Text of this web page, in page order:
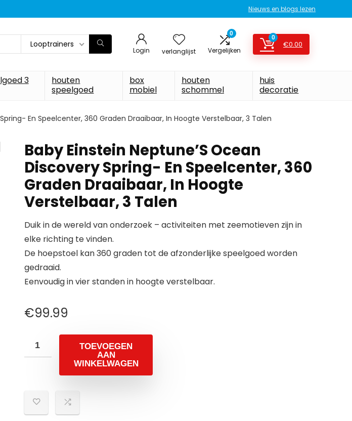
Nieuws en blogs lezen
Looptrainers
Login verlanglijst
0
Vergelijken
0
€0.00
3
houten
speelgoed
box
mobiel
houten
schommel
huis
decoratie
En Speelcenter, 360 Graden Draaibaar, In Hoogte Verstelbaar, 3 Talen
Baby Einstein Neptune’S Ocean
Discovery Spring- En Speelcenter, 360
Graden Draaibaar, In Hoogte
Verstelbaar, 3 Talen
Duik in de wereld van onderzoek – activiteiten met zeemotieven zijn in
elke richting te vinden.
De hoepstoel kan 360 graden tot de afzonderlijke speelgoed worden
gedraaid.
Eenvoudig in vier standen in hoogte verstelbaar.
€99.99
TOEVOEGEN
AAN
WINKELWAGEN